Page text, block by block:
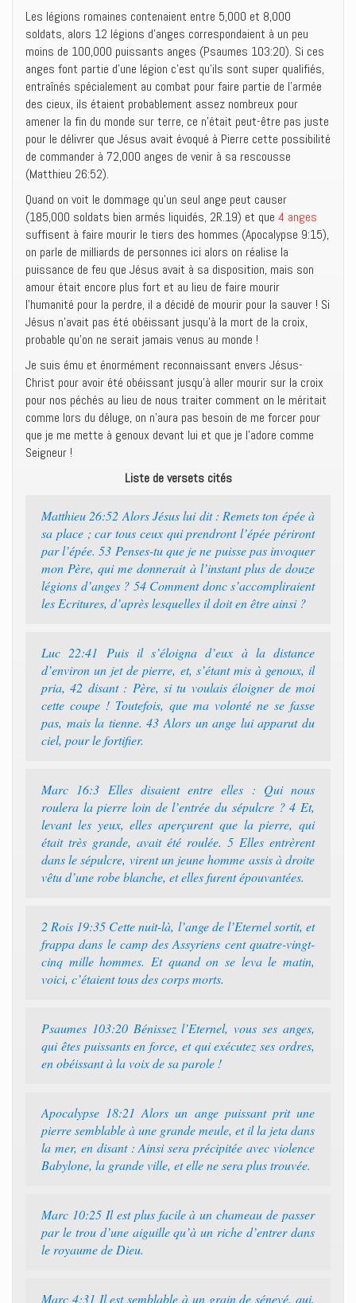
Les légions romaines contenaient entre 5,000 et 8,000
soldats, alors 12 légions d’anges correspondaient à un peu
moins de 100,000 puissants anges (Psaumes 103:20). Si ces
anges font partie d’une légion c’est qu’ils sont super qualifiés,
entraînés spécialement au combat pour faire partie de l’armée
des cieux, ils étaient probablement assez nombreux pour
amener la fin du monde sur terre, ce n’était peut-être pas juste
pour le délivrer que Jésus avait évoqué à Pierre cette possibilité
de commander à 72,000 anges de venir à sa rescousse
(Matthieu 26:52).
Quand on voit le dommage qu’un seul ange peut causer
(185,000 soldats bien armés liquidés, 2R.19) et que 4 anges
suffisent à faire mourir le tiers des hommes (Apocalypse 9:15),
on parle de milliards de personnes ici alors on réalise la
puissance de feu que Jésus avait à sa disposition, mais son
amour était encore plus fort et au lieu de faire mourir
l’humanité pour la perdre, il a décidé de mourir pour la sauver ! Si
Jésus n’avait pas été obéissant jusqu’à la mort de la croix,
probable qu’on ne serait jamais venus au monde !
Je suis ému et énormément reconnaissant envers Jésus-
Christ pour avoir été obéissant jusqu’à aller mourir sur la croix
pour nos péchés au lieu de nous traiter comment on le méritait
comme lors du déluge, on n’aura pas besoin de me forcer pour
que je me mette à genoux devant lui et que je l’adore comme
Seigneur !
Liste de versets cités
Matthieu 26:52 Alors Jésus lui dit : Remets ton épée à
sa place ; car tous ceux qui prendront l’épée périront
par l’épée. 53 Penses-tu que je ne puisse pas invoquer
mon Père, qui me donnerait à l’instant plus de douze
légions d’anges ? 54 Comment donc s’accompliraient
les Ecritures, d’après lesquelles il doit en être ainsi ?
Luc 22:41 Puis il s’éloigna d’eux à la distance
d’environ un jet de pierre, et, s’étant mis à genoux, il
pria, 42 disant : Père, si tu voulais éloigner de moi
cette coupe ! Toutefois, que ma volonté ne se fasse
pas, mais la tienne. 43 Alors un ange lui apparut du
ciel, pour le fortifier.
Marc 16:3 Elles disaient entre elles : Qui nous
roulera la pierre loin de l’entrée du sépulcre ? 4 Et,
levant les yeux, elles aperçurent que la pierre, qui
était très grande, avait été roulée. 5 Elles entrèrent
dans le sépulcre, virent un jeune homme assis à droite
vêtu d’une robe blanche, et elles furent épouvantées.
2 Rois 19:35 Cette nuit-là, l’ange de l’Eternel sortit, et
frappa dans le camp des Assyriens cent quatre-vingt-
cinq mille hommes. Et quand on se leva le matin,
voici, c’étaient tous des corps morts.
Psaumes 103:20 Bénissez l’Eternel, vous ses anges,
qui êtes puissants en force, et qui exécutez ses ordres,
en obéissant à la voix de sa parole !
Apocalypse 18:21 Alors un ange puissant prit une
pierre semblable à une grande meule, et il la jeta dans
la mer, en disant : Ainsi sera précipitée avec violence
Babylone, la grande ville, et elle ne sera plus trouvée.
Marc 10:25 Il est plus facile à un chameau de passer
par le trou d’une aiguille qu’à un riche d’entrer dans
le royaume de Dieu.
Marc 4:31 Il est semblable à un grain de sénevé, qui,